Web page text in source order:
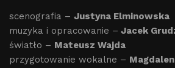
scenografia – Justyna Elminowska
muzyka i opracowanie – Jacek
światło – Mateusz Wajda
przygotowanie wokalne –